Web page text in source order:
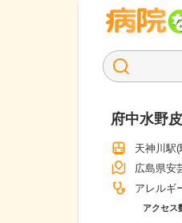
府中水野
天神川駅(
広島県安
アレルギ
アクセス